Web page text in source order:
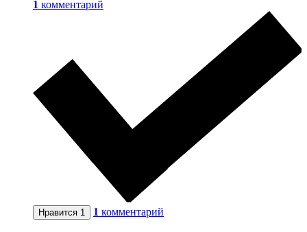
1 комментарий
Нравится 1 1 комментарий